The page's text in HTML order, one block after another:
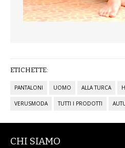
ETICHETTE:
PANTALONI UOMO ALLA TURCA
VERUSMODA TUTTI I PRODOTTI
CHI SIAMO